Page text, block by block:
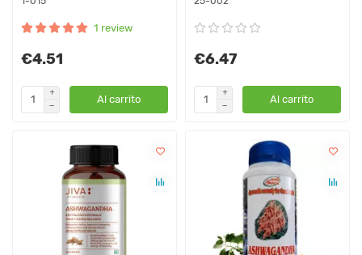
1 review
€4.51
Al carrito
€6.47
Al carrito